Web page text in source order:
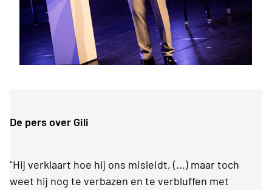
De pers over Gili
"Hij verklaart hoe hij ons misleidt, (...) maar toch
weet hij nog te verbazen en te verbluffen met